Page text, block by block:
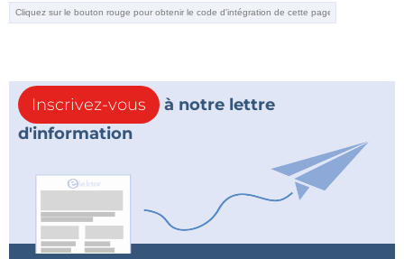
Inscrivez-vous
à notre lettre
d'information